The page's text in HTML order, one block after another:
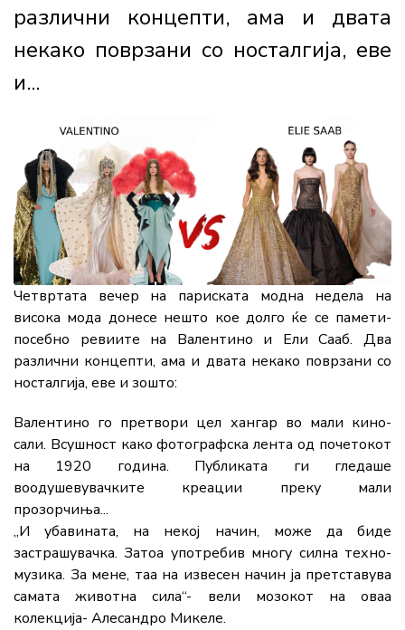
различни концепти, ама и двата
некако поврзани со носталгија, еве
и...
Четвртата вечер на париската модна недела на
висока мода донесе нешто кое долго ќе се памети-
посебно ревиите на Валентино и Ели Сааб. Два
различни концепти, ама и двата некако поврзани со
носталгија, еве и зошто:
Валентино го претвори цел хангар во мали кино-
сали. Всушност како фотографска лента од почетокот
на 1920 година. Публиката ги гледаше
воодушевувачките креации преку мали
прозорчиња...
„И убавината, на некој начин, може да биде
застрашувачка. Затоа употребив многу силна техно-
музика. За мене, таа на извесен начин ја претставува
самата животна сила“- вели мозокот на оваа
колекција- Алесандро Микеле.